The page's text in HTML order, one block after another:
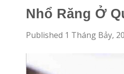
Nhổ Răng Ở
Published 1 Tháng Bảy,